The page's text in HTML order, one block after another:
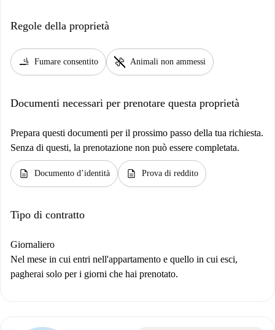
Regole della proprietà
smoking_rooms Fumare consentito pet_supplies Animali non ammessi
Documenti necessari per prenotare questa proprietà
Prepara questi documenti per il prossimo passo della tua richiesta.
Senza di questi, la prenotazione non può essere completata.
description Documento d’identità description Prova di reddito
Tipo di contratto
Giornaliero
Nel mese in cui entri nell'appartamento e quello in cui esci,
pagherai solo per i giorni che hai prenotato.